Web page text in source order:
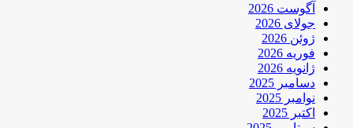
آگوست 2026
جولای 2026
ژوئن 2026
فوریه 2026
ژانویه 2026
دسامبر 2025
نوامبر 2025
اکتبر 2025